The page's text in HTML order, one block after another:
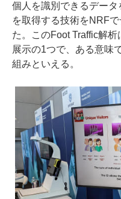
個人を識別できるデー
を取得する技術をNRF
た。このFoot Traffic解
展示の1つで、ある意味
組みといえる。